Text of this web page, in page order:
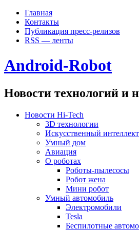
Главная
Контакты
Публикация пресс-релизов
RSS — ленты
Android-Robot
Новости технологий и
Новости Hi-Tech
3D технологии
Искусственный интеллект
Умный дом
Авиация
О роботах
Роботы-пылесосы
Робот жена
Мини робот
Умный автомобиль
Электромобили
Tesla
Беспилотные